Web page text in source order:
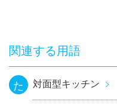
ン
関連する用語
た 対面型キッチン